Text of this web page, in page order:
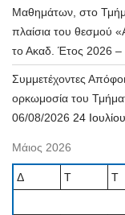
Μαθημάτων, στο
πλαίσια του θεσμού
το Ακαδ. Έτος 2026 –
Συμμετέχοντες
ορκωμοσία του
06/08/2026 24
Μάιος 2026
Δ Τ Τ